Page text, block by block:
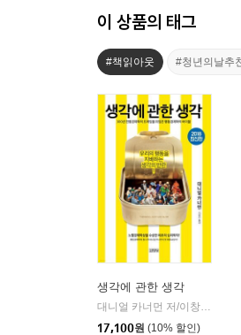
이 상품의 태그
#책읽아웃 #청년의날추
생각에 관한 생각
17,100원 (10% 할인)